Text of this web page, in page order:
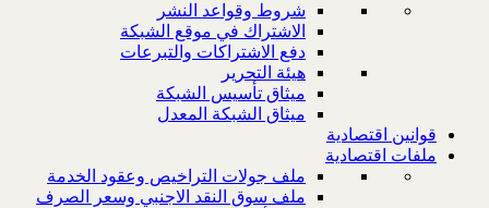
شروط وقواعد النشر
الاشتراك في موقع الشبكة
دفع الاشتراكات والتبرعات
هيئة التحرير
ميثاق تأسيس الشبكة
ميثاق الشبكة المعدل
قوانين اقتصادية
ملفات اقتصادية
ملف جولات التراخيص وعقود الخدمة
ملف سوق النقد الاجنبي وسعر الصرف